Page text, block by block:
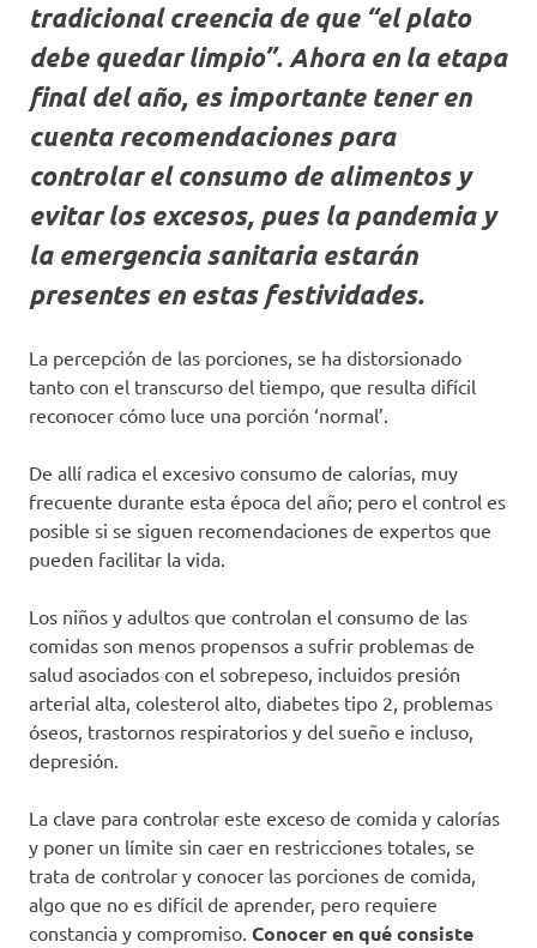
tradicional creencia de que “el plato
debe quedar limpio”. Ahora en la etapa
final del año, es importante tener en
cuenta recomendaciones para
controlar el consumo de alimentos y
evitar los excesos, pues la pandemia y
la emergencia sanitaria estarán
presentes en estas festividades.
La percepción de las porciones, se ha distorsionado
tanto con el transcurso del tiempo, que resulta difícil
reconocer cómo luce una porción ‘normal’.
De allí radica el excesivo consumo de calorías, muy
frecuente durante esta época del año; pero el control es
posible si se siguen recomendaciones de expertos que
pueden facilitar la vida.
Los niños y adultos que controlan el consumo de las
comidas son menos propensos a sufrir problemas de
salud asociados con el sobrepeso, incluidos presión
arterial alta, colesterol alto, diabetes tipo 2, problemas
óseos, trastornos respiratorios y del sueño e incluso,
depresión.
La clave para controlar este exceso de comida y calorías
y poner un límite sin caer en restricciones totales, se
trata de controlar y conocer las porciones de comida,
algo que no es difícil de aprender, pero requiere
constancia y compromiso. Conocer en qué consiste